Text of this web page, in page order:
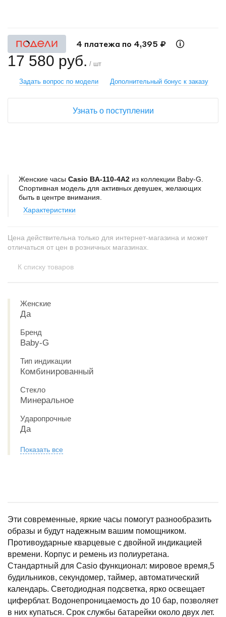
Женские часы Casio BA-110-4A2 из коллекции Baby-G.
Спортивная модель для активных девушек, желающих
быть в центре внимания.
Характеристики
4 платежа по 4,395 ₽
17 580 руб. / шт
Задать вопрос по модели Дополнительный бонус к заказу
Узнать о поступлении
Цена действительна только для интернет-магазина и может
отличаться от цен в розничных магазинах.
К списку товаров
Женские
Да
Бренд
Baby-G
Тип индикации
Комбинированный
Стекло
Минеральное
Ударопрочные
Да
Показать все
Эти современные, яркие часы помогут разнообразить
образы и будут надежным вашим помощником.
Противоударные кварцевые с двойной индикацией
времени. Корпус и ремень из полиуретана.
Стандартный для Casio функционал: мировое время,5
будильников, секундомер, таймер, автоматический
календарь. Светодиодная подсветка, ярко освещает
циферблат. Водонепроницаемость до 10 бар, позволяет
в них купаться. Срок службы батарейки около двух лет.